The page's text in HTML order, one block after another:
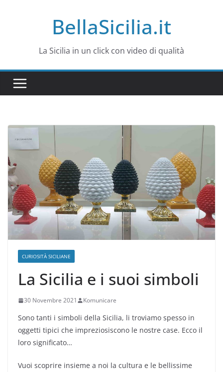
BellaSicilia.it
La Sicilia in un click con video di qualità
CURIOSITÀ SICILIANE
La Sicilia e i suoi simboli
30 Novembre 2021 Komunicare
Sono tanti i simboli della Sicilia, li troviamo spesso in
oggetti tipici che impreziosiscono le nostre case. Ecco il
loro significato…
Vuoi scoprire insieme a noi la cultura e le bellissime